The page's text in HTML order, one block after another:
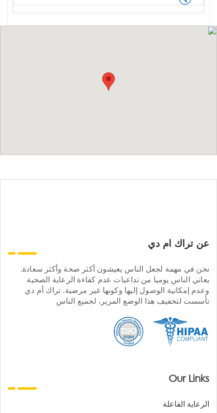
عن تراك ام دي
نحن في مهمة لجعل الناس يعيشون أكثر صحة وأكثر سعادة.
يعاني الناس يوميا من تداعيات عدم كفاءة الرعاية الصحية
وعدم إمكانية الوصول إليها وكونها غير مرضية. تراك أم دي
تأسست لتخفيف هذا الوضع المرير، لجميع الناس
Our Links
الرعاية الفاعلة